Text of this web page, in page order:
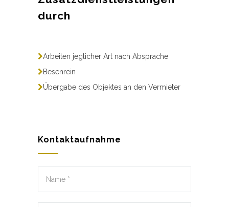
durch
Arbeiten jeglicher Art nach Absprache
Besenrein
Übergabe des Objektes an den Vermieter
Kontaktaufnahme